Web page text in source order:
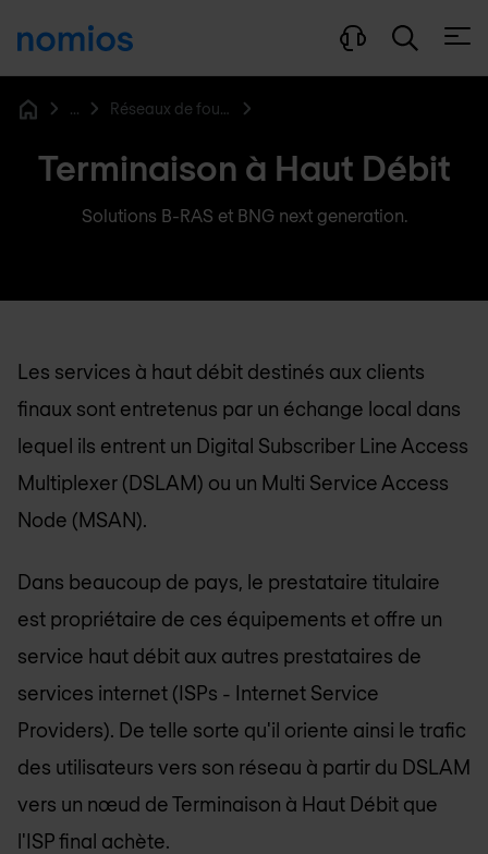
... Réseaux de fournisseurs de services
Terminaison à Haut Débit
Solutions B-RAS et BNG next generation.
Les services à haut débit destinés aux clients
finaux sont entretenus par un échange local dans
lequel ils entrent un Digital Subscriber Line Access
Multiplexer (DSLAM) ou un Multi Service Access
Node (MSAN).
Dans beaucoup de pays, le prestataire titulaire
est propriétaire de ces équipements et offre un
service haut débit aux autres prestataires de
services internet (ISPs - Internet Service
Providers). De telle sorte qu'il oriente ainsi le trafic
des utilisateurs vers son réseau à partir du DSLAM
vers un nœud de Terminaison à Haut Débit que
l'ISP final achète.